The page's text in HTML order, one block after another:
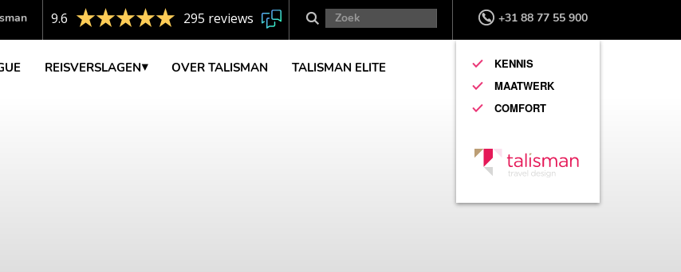
9.6 295 reviews +31 88 77 55 900
KENNIS
MAATWERK
COMFORT
REISVERSLAGEN OVER TALISMAN TALISMAN ELITE